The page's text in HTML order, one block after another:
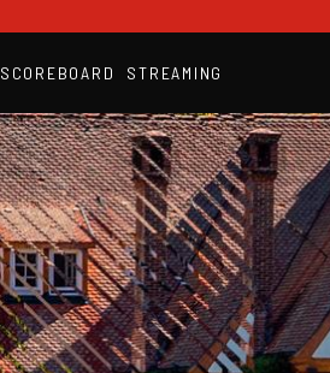
SCOREBOARD STREAMING